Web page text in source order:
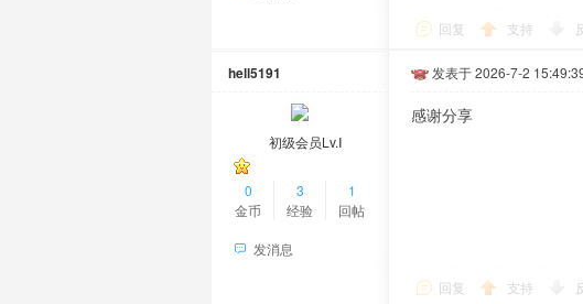
回复 支持
hell5191
初级会员Lv.Ⅰ
0
金币
3
经验
1
回帖
发消息
发表于 2026-7-2
感谢分享
回复 支持